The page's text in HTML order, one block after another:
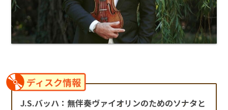
ディスク情報
J.S.バッハ：無伴奏ヴァイオリンのためのソナタと